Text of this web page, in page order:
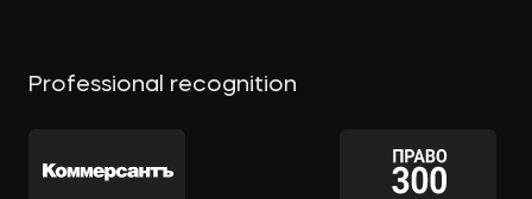
Professional recognition